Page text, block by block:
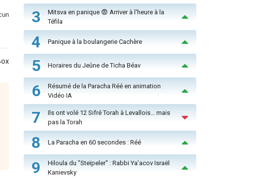
3
Mitsva en panique 😨 Arriver à l'heure à la
Téfila
4 Panique à la boulangerie Cachère
5 Horaires du Jeûne de Ticha Béav
6
Résumé de la Paracha Réé en animation
Vidéo IA
7
Ils ont volé 12 Sifré Torah à Levallois… mais
pas la Torah
8 La Paracha en 60 secondes : Réé
9
Hiloula du "Steïpeler" : Rabbi Ya’acov Israël
Kanievsky